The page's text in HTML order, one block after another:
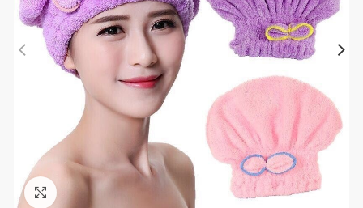
Cliquez pour agrandir